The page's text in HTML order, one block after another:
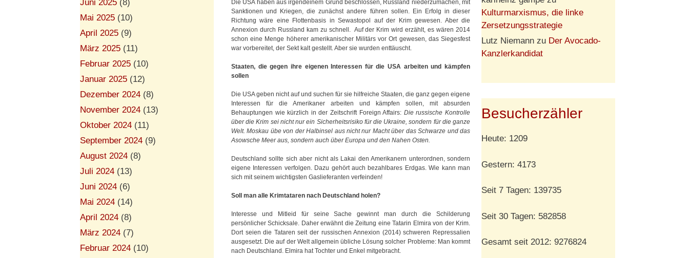
Die USA haben aus irgendeinem Grund beschlossen, Russland niederzumachen, mit
Sanktionen und Kriegen, die zunächst andere führen sollen. Ein Erfolg in dieser
Richtung wäre eine Flottenbasis in Sewastopol auf der Krim gewesen. Aber die
Annexion durch Russland kam zu schnell. Auf der Krim wird erzählt, es wären 2014
schon eine Menge höherer amerikanischer Militärs vor Ort gewesen, das Siegesfest
war vorbereitet, der Sekt kalt gestellt. Aber sie wurden enttäuscht.
Staaten, die gegen ihre eigenen Interessen für die USA arbeiten und kämpfen
sollen
Die USA geben nicht auf und suchen für sie hilfreiche Staaten, die ganz gegen eigene
Interessen für die Amerikaner arbeiten und kämpfen sollen, mit absurden
Behauptungen wie kürzlich in der Zeitschrift Foreign Affairs: Die russische Kontrolle
über die Krim sei nicht nur ein Sicherheitsrisiko für die Ukraine, sondern für die ganze
Welt. Moskau übe von der Halbinsel aus nicht nur Macht über das Schwarze und das
Asowsche Meer aus, sondern auch über Europa und den Nahen Osten.
Deutschland sollte sich aber nicht als Lakai den Amerikanern unterordnen, sondern
eigene Interessen verfolgen. Dazu gehört auch bezahlbares Erdgas. Wie kann man
sich mit seinem wichtigsten Gaslieferanten verfeinden!
Soll man alle Krimtataren nach Deutschland holen?
Interesse und Mitleid für seine Sache gewinnt man durch die Schilderung
persönlicher Schicksale. Daher erwähnt die Zeitung eine Tatarin Elmira von der Krim.
Dort seien die Tataren seit der russischen Annexion (2014) schweren Repressalien
ausgesetzt. Die auf der Welt allgemein übliche Lösung solcher Probleme: Man kommt
nach Deutschland. Elmira hat Tochter und Enkel mitgebracht.
Juni 2025 (8)
Mai 2025 (10)
April 2025 (9)
März 2025 (11)
Februar 2025 (10)
Januar 2025 (12)
Dezember 2024 (8)
November 2024 (13)
Oktober 2024 (11)
September 2024 (9)
August 2024 (8)
Juli 2024 (13)
Juni 2024 (6)
Mai 2024 (14)
April 2024 (8)
März 2024 (7)
Februar 2024 (10)
Kulturmarxismus, die linke
Zersetzungsstrategie
Lutz Niemann zu Der Avocado-
Kanzlerkandidat
Besucherzähler
Heute: 1209
Gestern: 4173
Seit 7 Tagen: 139735
Seit 30 Tagen: 582858
Gesamt seit 2012: 9276824